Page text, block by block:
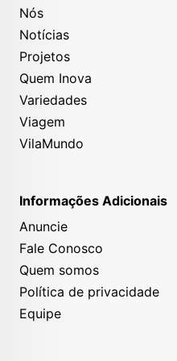
Relevos da Caça de Leões
Nós
Notícias
Projetos
Quem Inova
Variedades
Viagem
VilaMundo
Informações Adicionais
Anuncie
Fale Conosco
Quem somos
Política de privacidade
Equipe